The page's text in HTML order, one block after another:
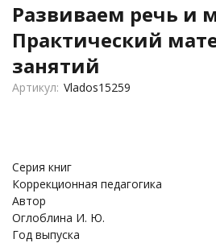
Развиваем речь и
Практический
занятий
Артикул: Vlados15259
Серия книг
Коррекционная педагогика
Автор
Оглоблина И. Ю.
Год выпуска